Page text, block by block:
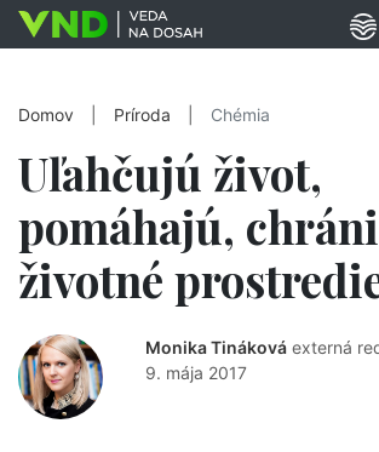
Domov Príroda Chémia
Uľahčujú život,
pomáhajú,
životné
Monika Tináková externá
9. mája 2017